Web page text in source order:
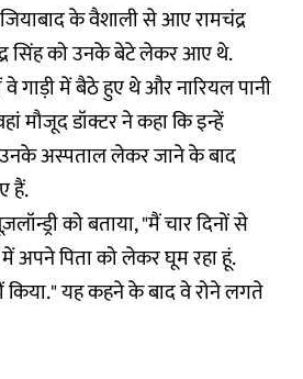
के वैशाली से आए रामचंद्र
सिंह को उनके बेटे लेकर आए थे.
में बैठे हुए थे और नारियल पानी
मौजूद डॉक्टर ने कहा कि इन्हें
अस्पताल लेकर जाने के बाद
हैं.
को बताया, "मैं चार दिनों से
पिता को लेकर घूम रहा हूं.
किया." यह कहने के बाद वे रोने लगते